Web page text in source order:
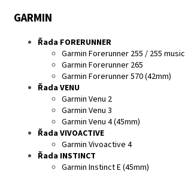
GARMIN
Řada FORERUNNER
Garmin Forerunner 255 / 255 music
Garmin Forerunner 265
Garmin Forerunner 570 (42mm)
Řada VENU
Garmin Venu 2
Garmin Venu 3
Garmin Venu 4 (45mm)
Řada VIVOACTIVE
Garmin Vivoactive 4
Řada INSTINCT
Garmin Instinct E (45mm)